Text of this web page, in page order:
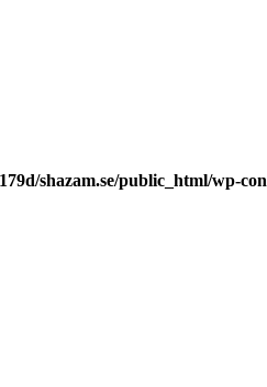
shazam.se/public_html/wp-